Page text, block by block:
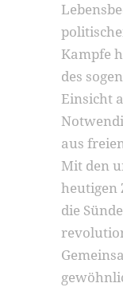
Kampfe
des
Einsicht
aus
Mit den
heutigen
die